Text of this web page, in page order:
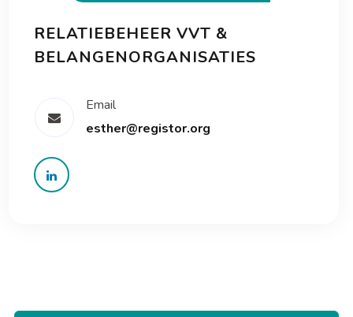
RELATIEBEHEER VVT &
BELANGENORGANISATIES
Email
esther@registor.org